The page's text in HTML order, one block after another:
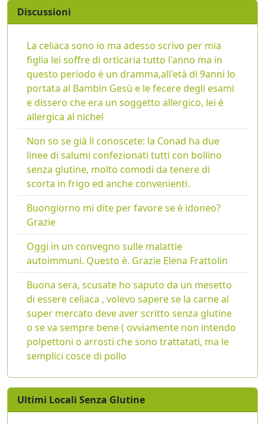
Discussioni
La celiaca sono io ma adesso scrivo per mia
figlia lei soffre di orticaria tutto l'anno ma in
questo periodo è un dramma,all'età di 9anni lo
portata al Bambin Gesù e le fecere degli esami
e dissero che era un soggetto allergico, lei è
allergica al nichel
Non so se già li conoscete: la Conad ha due
linee di salumi confezionati tutti con bollino
senza glutine, molto comodi da tenere di
scorta in frigo ed anche convenienti.
Buongiorno mi dite per favore se è idoneo?
Grazie
Oggi in un convegno sulle malattie
autoimmuni. Questo è. Grazie Elena Frattolin
Buona sera, scusate ho saputo da un mesetto
di essere celiaca , volevo sapere se la carne al
super mercato deve aver scritto senza glutine
o se va sempre bene ( ovviamente non intendo
polpettoni o arrosti che sono trattatati, ma le
semplici cosce di pollo
Ultimi Locali Senza Glutine